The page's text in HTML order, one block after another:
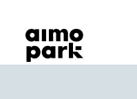
Hitta parkering
Samarbete
Kundservice